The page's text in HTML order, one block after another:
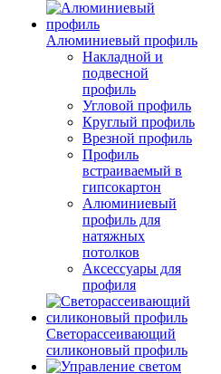
Алюминиевый профиль
Накладной и
подвесной
профиль
Угловой профиль
Круглый профиль
Врезной профиль
Профиль
встраиваемый в
гипсокартон
Алюминиевый
профиль для
натяжных
потолков
Аксессуары для
профиля
Светорассеивающий
силиконовый профиль